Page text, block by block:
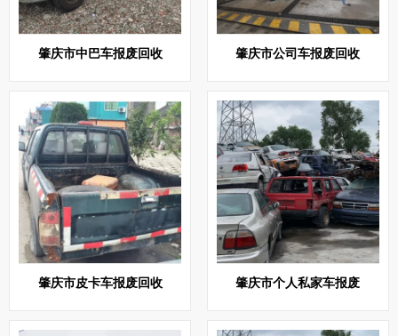
肇庆市中巴车报废回收 肇庆市公司车报废回收
肇庆市皮卡车报废回收 肇庆市个人私家车报废